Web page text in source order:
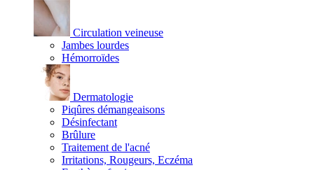
Circulation veineuse
Jambes lourdes
Hémorroïdes
Dermatologie
Piqûres démangeaisons
Désinfectant
Brûlure
Traitement de l'acné
Irritations, Rougeurs, Eczéma